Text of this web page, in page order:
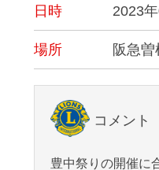
日時 2023
場所 阪急
コメント
豊中祭りの開催に